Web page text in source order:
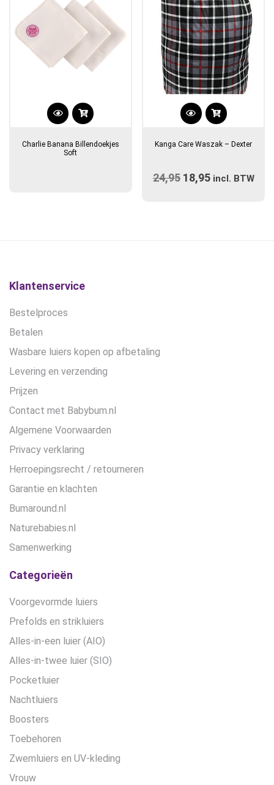
Charlie Banana Billendoekjes
Soft
Kanga Care Waszak – Dexter
24,95 Oorspronkelijke
18,95Huidige
incl. BTW
Klantenservice
Bestelproces
Betalen
Wasbare luiers kopen op afbetaling
Levering en verzending
Prijzen
Contact met Babybum.nl
Algemene Voorwaarden
Privacy verklaring
Herroepingsrecht / retourneren
Garantie en klachten
Bumaround.nl
Naturebabies.nl
Samenwerking
Categorieën
Voorgevormde luiers
Prefolds en strikluiers
Alles-in-een luier (AIO)
Alles-in-twee luier (SIO)
Pocketluier
Nachtluiers
Boosters
Toebehoren
Zwemluiers en UV-kleding
Vrouw